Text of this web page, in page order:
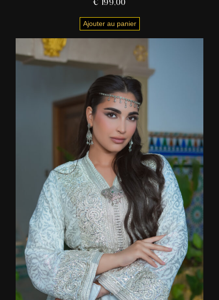
€ 199,00
Ajouter au panier